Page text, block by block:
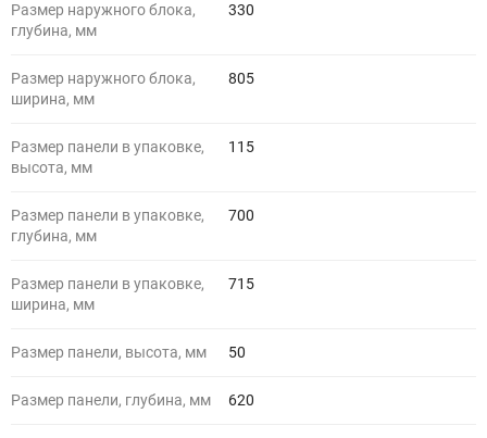
Размер наружного блока,
глубина, мм
330
Размер наружного блока,
ширина, мм
805
Размер панели в упаковке,
высота, мм
115
Размер панели в упаковке,
глубина, мм
700
Размер панели в упаковке,
ширина, мм
715
Размер панели, высота, мм 50
Размер панели, глубина, мм 620